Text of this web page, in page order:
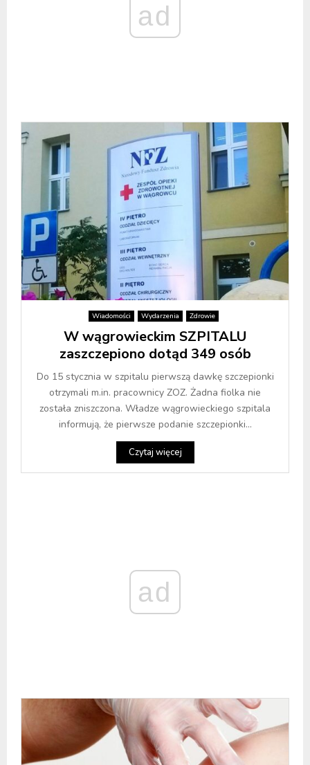
ad
Wiadomości Wydarzenia Zdrowie
W wągrowieckim SZPITALU
zaszczepiono dotąd 349 osób
Do 15 stycznia w szpitalu pierwszą dawkę szczepionki
otrzymali m.in. pracownicy ZOZ. Żadna fiolka nie
została zniszczona. Władze wągrowieckiego szpitala
informują, że pierwsze podanie szczepionki...
Czytaj więcej
ad